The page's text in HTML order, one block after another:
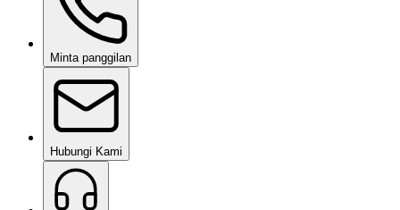
Minta panggilan
Hubungi Kami